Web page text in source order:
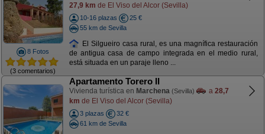
8 Fotos
(3 comentarios)
27,9 km de El Viso del Alcor (Sevilla)
10-16 plazas
25 €
55 km de Sevilla
El Silgueiro casa rural, es una magnífica restauración
de antigua casa de campo integrada en el medio rural,
está situada en un paraje lleno ...
Apartamento Torero II
Vivienda turística en Marchena (Sevilla) a 28,7
km de El Viso del Alcor (Sevilla)
3 plazas
32 €
61 km de Sevilla